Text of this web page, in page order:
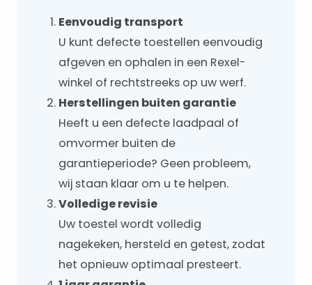
Eenvoudig transport
U kunt defecte toestellen eenvoudig
afgeven en ophalen in een Rexel-
winkel of rechtstreeks op uw werf.
Herstellingen buiten garantie
Heeft u een defecte laadpaal of
omvormer buiten de
garantieperiode? Geen probleem,
wij staan klaar om u te helpen.
Volledige revisie
Uw toestel wordt volledig
nagekeken, hersteld en getest, zodat
het opnieuw optimaal presteert.